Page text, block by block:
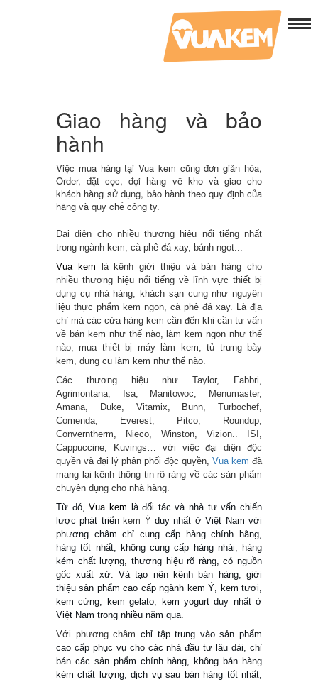
Giao hàng và bảo
hành
Việc mua hàng tại Vua kem cũng đơn giản hóa,
Order, đặt cọc, đợi hàng về kho và giao cho
khách hàng sử dụng, bảo hành theo quy định của
hãng và quy chế công ty.
Đại diện cho nhiều thương hiệu nổi tiếng nhất
trong ngành kem, cà phê đá xay, bánh ngọt...
Vua kem là kênh giới thiệu và bán hàng cho
nhiều thương hiệu nổi tiếng về lĩnh vực thiết bị
dụng cụ nhà hàng, khách sạn cung như nguyên
liệu thực phẩm kem ngon, cà phê đá xay. Là địa
chỉ mà các cửa hàng kem cần đến khi cần tư vấn
về bán kem như thế nào, làm kem ngon như thế
nào, mua thiết bị máy làm kem, tủ trưng bày
kem, dụng cụ làm kem như thế nào.
Các thương hiệu như Taylor, Fabbri,
Agrimontana, Isa, Manitowoc, Menumaster,
Amana, Duke, Vitamix, Bunn, Turbochef,
Comenda, Everest, Pitco, Roundup,
Converntherm, Nieco, Winston, Vizion.. ISI,
Cappuccine, Kuvings… với việc đại diện độc
quyền và đại lý phân phối độc quyền, Vua kem đã
mang lại kênh thông tin rõ ràng về các sản phẩm
chuyên dụng cho nhà hàng.
Từ đó,Vua kem là đối tác và nhà tư vấn chiến
lược phát triển kem Ýduy nhất ở Việt Nam với
phương châm chỉ cung cấp hàng chính hãng,
hàng tốt nhất, không cung cấp hàng nhái, hàng
kém chất lượng, thương hiệu rõ ràng, có nguồn
gốc xuất xứ. Và tạo nên kênh bán hàng, giới
thiệu sản phẩm cao cấp ngành kem Ý, kem tươi,
kem cứng, kem gelato, kem yogurt duy nhất ở
Việt Nam trong nhiều năm qua.
Với phương châm chỉ tập trung vào sản phẩm
cao cấp phục vụ cho các nhà đầu tư lâu dài, chỉ
bán các sản phẩm chính hàng, không bán hàng
kém chất lượng, dịch vụ sau bán hàng tốt nhất,